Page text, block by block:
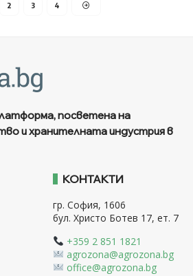
2 3 4
посветена на
и хранителната индустрия в
КОНТАКТИ
гр. София, 1606
бул. Христо Ботев 17, ет. 7
+359 2 851 1821
agrozona@agrozona.bg
office@agrozona.bg